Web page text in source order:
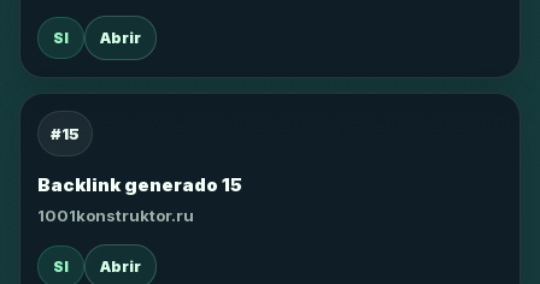
SI Abrir
#15
Backlink generado 15
1001konstruktor.ru
SI Abrir